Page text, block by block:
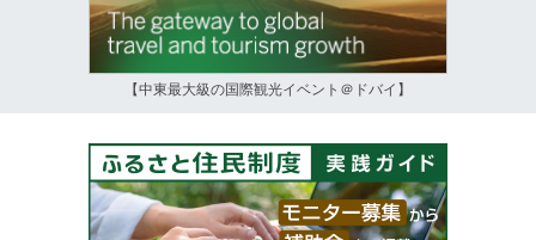
【中東最大級の国際観光イベント＠ドバイ】